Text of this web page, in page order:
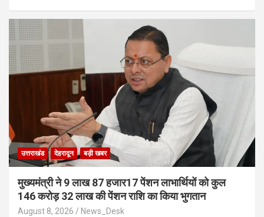
उत्तराखंड देहरादून बड़ी खबर
मुख्यमंत्री ने 9 लाख 87 हजार17 पेंशन लाभार्थियों को कुल
146 करोड़ 32 लाख की पेंशन राशि का किया भुगतान
August 8, 2026 News_Desk